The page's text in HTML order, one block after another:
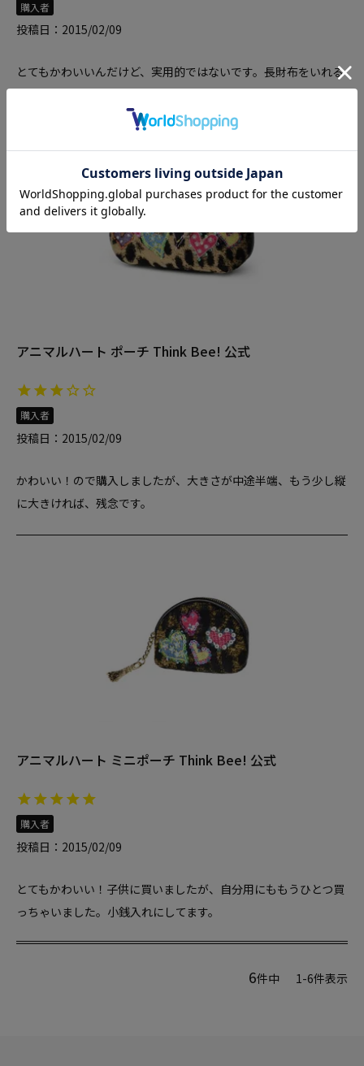
購入者
投稿日 2015/02/09
とてもかわいいんだけど、実用的ではないです。長財布をいれる
アニマルハート ポーチ Think Bee! 公式
購入者
投稿日 2015/02/09
かわいい！ので購入しましたが、大きさが中途半端、もう少し縦
に大きければ、残念です。
アニマルハート ミニポーチ Think Bee! 公式
購入者
投稿日 2015/02/09
とてもかわいい！子供に買いましたが、自分用にももうひとつ買
っちゃいました。小銭入れにしてます。
6件中 1 -6件表示